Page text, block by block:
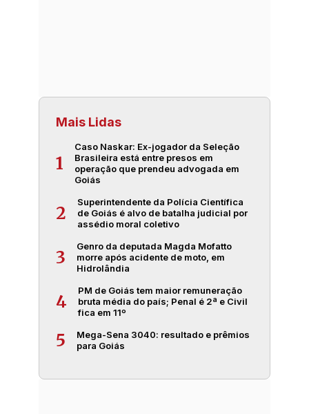
Mais Lidas
1
Caso Naskar: Ex-jogador da Seleção
Brasileira está entre presos em
operação que prendeu advogada em
Goiás
2
Superintendente da Polícia Científica
de Goiás é alvo de batalha judicial por
assédio moral coletivo
3
Genro da deputada Magda Mofatto
morre após acidente de moto, em
Hidrolândia
4
PM de Goiás tem maior remuneração
bruta média do país; Penal é 2ª e Civil
fica em 11º
5
Mega-Sena 3040: resultado e prêmios
para Goiás